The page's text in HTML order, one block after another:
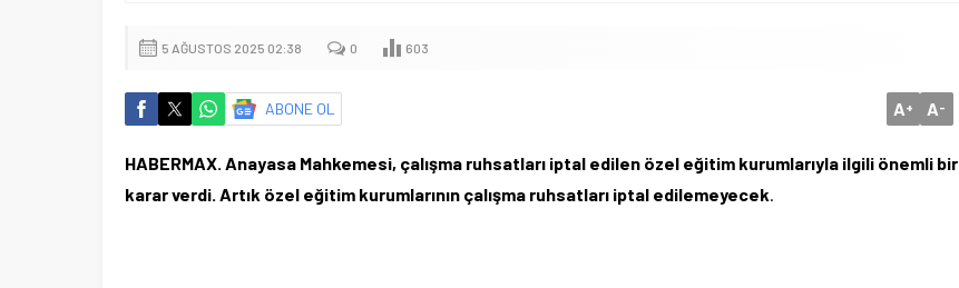
5 AĞUSTOS 2025 02:38 0 603
ABONE OL A+ A-
HABERMAX. Anayasa Mahkemesi, çalışma ruhsatları iptal edilen özel eğitim kurumlarıyla ilgili önemli bir
karar verdi. Artık özel eğitim kurumlarının çalışma ruhsatları iptal edilemeyecek.